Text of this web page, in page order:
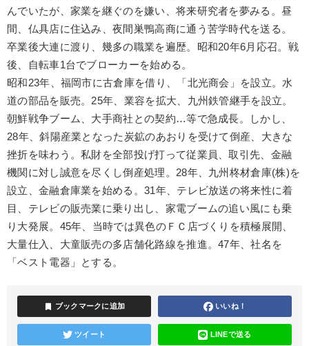
んでいたが、家業を継ぐのを嫌い、将来研究者を夢みる。昼
間、仏具店に住込み、夜間巣鴨高商に通う苦学時代を送る。
卒業後大連に渡り、幾多の職業を遍歴。昭和20年6月応召。戦
後、自転車1台でブローカーを始める。
昭和23年、福岡市に古倉庫を借り、「北光商会」を設立。水
道の部品を販売。25年、業容を拡大、九州鉄管継手を設立。
朝鮮戦争ブーム、大手商社との契約…等で急成長。しかし、
28年、斜陽産業となった炭鉱のあおりを受けて倒産、大きな
挫折を味わう。私財を全部投げ打って従業員、取引先、金融
機関に対し誠意を尽くし倒産処理。28年、九州柊材倉庫(株)を
設立、金融倉庫業を始める。31年、テレビ放送の将来性に着
目、テレビの販売業に乗り出し、家電ブームの追い風にも乗
り大発展。45年、当時では異色のＦＣ店づくりを積極展開、
大量仕入、大童販売の多店舗化路線を推進。47年、社名を
「ベスト電器」とする。
bookmark ブックマークに追加 いいね！
ツイート LINEで送る